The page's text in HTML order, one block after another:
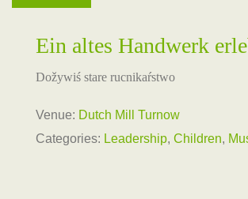
Ein altes Handwerk
Dožywiś stare rucnikaŕstwo
Venue: Dutch Mill Turnow
Categories: Leadership, Children,